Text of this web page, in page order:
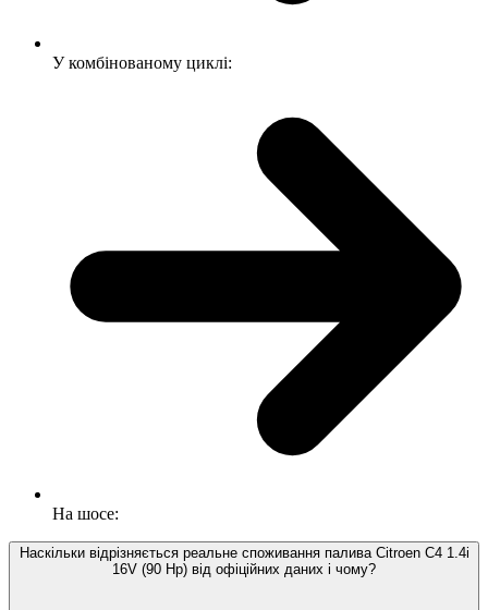
У комбінованому циклі:
На шосе:
Наскільки відрізняється реальне споживання палива Citroen C4 1.4i
16V (90 Hp) від офіційних даних і чому?